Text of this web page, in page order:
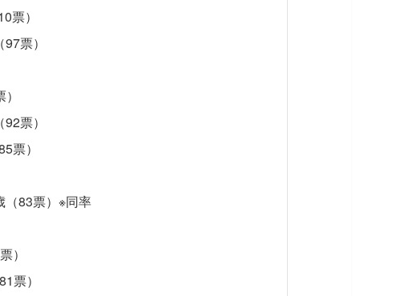
票）
票）
票）
票）
（83票）※同率
）
票）